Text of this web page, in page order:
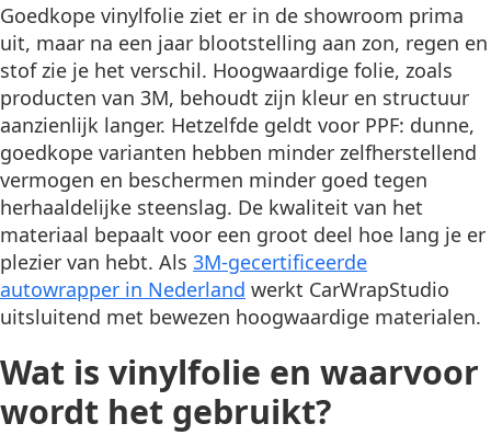
Goedkope vinylfolie ziet er in de showroom prima
uit, maar na een jaar blootstelling aan zon, regen en
stof zie je het verschil. Hoogwaardige folie, zoals
producten van 3M, behoudt zijn kleur en structuur
aanzienlijk langer. Hetzelfde geldt voor PPF: dunne,
goedkope varianten hebben minder zelfherstellend
vermogen en beschermen minder goed tegen
herhaaldelijke steenslag. De kwaliteit van het
materiaal bepaalt voor een groot deel hoe lang je er
plezier van hebt. Als 3M-gecertificeerde
autowrapper in Nederland werkt CarWrapStudio
uitsluitend met bewezen hoogwaardige materialen.
Wat is vinylfolie en waarvoor
wordt het gebruikt?